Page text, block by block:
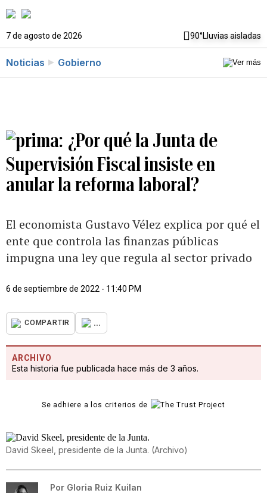
7 de agosto de 2026 90°Lluvias aisladas
Noticias Gobierno
¿Por qué la Junta de
Supervisión Fiscal insiste en
anular la reforma laboral?
El economista Gustavo Vélez explica por qué el
ente que controla las finanzas públicas
impugna una ley que regula al sector privado
6 de septiembre de 2022 - 11:40 PM
COMPARTIR ...
ARCHIVO
Esta historia fue publicada hace más de 3 años.
Se adhiere a los criterios de
David Skeel, presidente de la Junta. (Archivo)
Por Gloria Ruiz Kuilan